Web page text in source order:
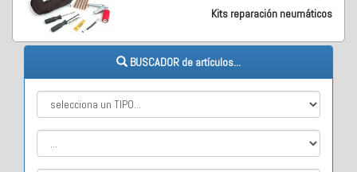
Kits reparación neumáticos
BUSCADOR de artículos...